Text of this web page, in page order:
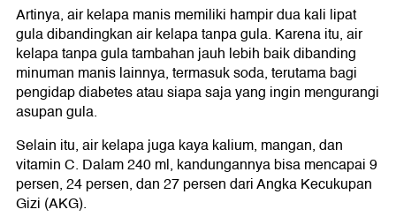
Artinya, air kelapa manis memiliki hampir dua kali lipat
gula dibandingkan air kelapa tanpa gula. Karena itu, air
kelapa tanpa gula tambahan jauh lebih baik dibanding
minuman manis lainnya, termasuk soda, terutama bagi
pengidap diabetes atau siapa saja yang ingin mengurangi
asupan gula.
Selain itu, air kelapa juga kaya kalium, mangan, dan
vitamin C. Dalam 240 ml, kandungannya bisa mencapai 9
persen, 24 persen, dan 27 persen dari Angka Kecukupan
Gizi (AKG).